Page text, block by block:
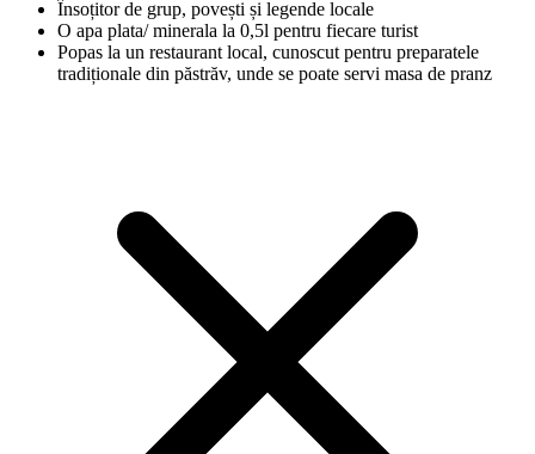
Însoțitor de grup, povești și legende locale
O apa plata/ minerala la 0,5l pentru fiecare turist
Popas la un restaurant local, cunoscut pentru preparatele
tradiționale din păstrăv, unde se poate servi masa de pranz